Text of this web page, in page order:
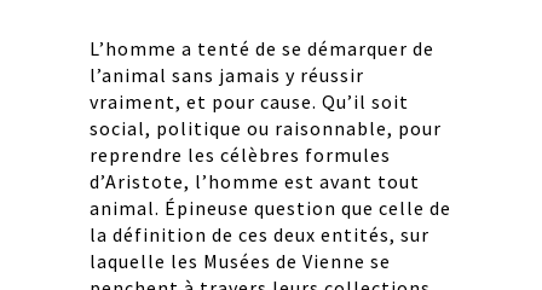
L’homme a tenté de se démarquer de
l’animal sans jamais y réussir
vraiment, et pour cause. Qu’il soit
social, politique ou raisonnable, pour
reprendre les célèbres formules
d’Aristote, l’homme est avant tout
animal. Épineuse question que celle de
la définition de ces deux entités, sur
laquelle les Musées de Vienne se